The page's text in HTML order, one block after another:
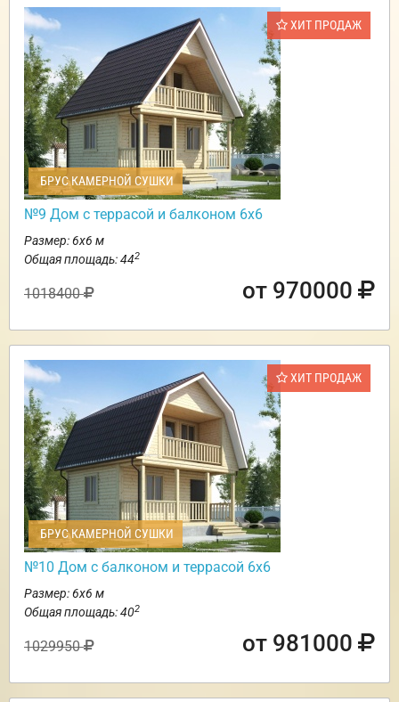
ХИТ ПРОДАЖ
БРУС КАМЕРНОЙ СУШКИ
№9 Дом с террасой и балконом 6х6
Размер: 6х6 м
Общая площадь: 442
1018400 от 970000
ХИТ ПРОДАЖ
БРУС КАМЕРНОЙ СУШКИ
№10 Дом с балконом и террасой 6х6
Размер: 6х6 м
Общая площадь: 402
1029950 от 981000